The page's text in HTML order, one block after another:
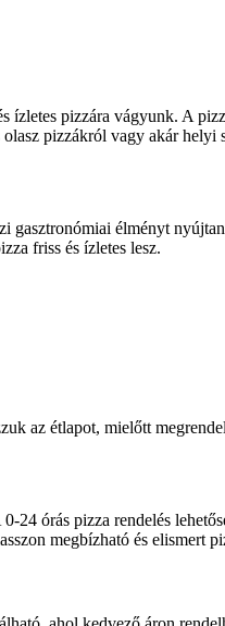
pizzára vágyunk. A
pizzákról vagy akár helyi
élményt
friss és ízletes lesz.
az étlapot, mielőtt
órás pizza rendelés
megbízható és elismert